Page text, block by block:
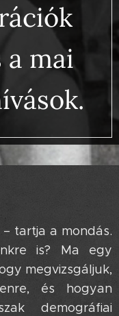
a mai
tartja a mondás.
is? Ma egy
megvizsgáljuk,
és hogyan
demográfiai